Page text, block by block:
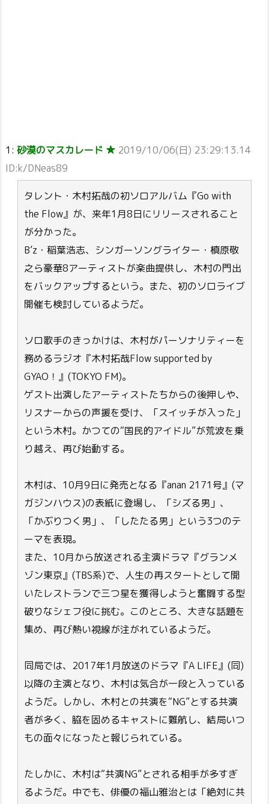
1: 砂漠のマスカレード ★ 2019/10/06(日) 23:29:13.14
ID:k/DNeas89
タレント・木村拓哉の初ソロアルバム『Go with
the Flow』が、来年1月8日にリリースされること
が分かった。
B’z・稲葉浩志、シンガーソングライター・槙原敬
之ら豪華8アーティストが楽曲提供し、木村の門出
をバックアップするという。また、初のソロライブ
開催も検討しているようだ。
ソロ歌手のきっかけは、木村がパーソナリティーを
務めるラジオ『木村拓哉Flow supported by
GYAO！』(TOKYO FM)。
ゲスト出演したアーティストたちからの後押しや、
リスナーからの声援を受け、「スイッチが入った」
という木村。かつての“国民的アイドル”が荒波を乗
り越え、再び始動する。
木村は、10月9日に発売となる『anan 2171号』(マ
ガジンハウス)の表紙に登場し、「シズる男」、
「かぶりつく男」、「したたる男」という3つのテ
ーマを表現。
また、10月から放送される主演ドラマ『グランメ
ゾン東京』(TBS系)で、人生の再スタートとして開
いたレストランで三つ星を獲得しようと奮闘する型
破りなシェフ役に挑む。このところ、大きな話題を
集め、再び熱い視線が注がれているようだ。
同局では、2017年1月放送のドラマ『A LIFE』(同)
以降の主演となり、木村は気合が一段と入っている
ようだ。しかし、木村との共演を“NG”とする共演
者が多く、脇を固めるキャストに難航し、結局いつ
もの面々になったと報じられている。
たしかに、木村は“共演NG”とされる相手が多すぎ
るようだ。中でも、俳優の福山雅治とは「絶対に共